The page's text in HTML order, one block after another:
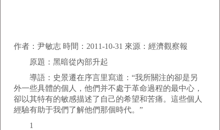
作者：尹敏志 時間：2011-10-31 來源：經濟觀察報
原題：黑暗從內部升起
導語：史景遷在序言里寫道：“我所關注的卻是另
外一些具體的個人，他們并不處于革命過程的最中心，
卻以其特有的敏感描述了自己的希望和苦痛。這些個人
經驗有助于我們了解他們那個時代。”
1